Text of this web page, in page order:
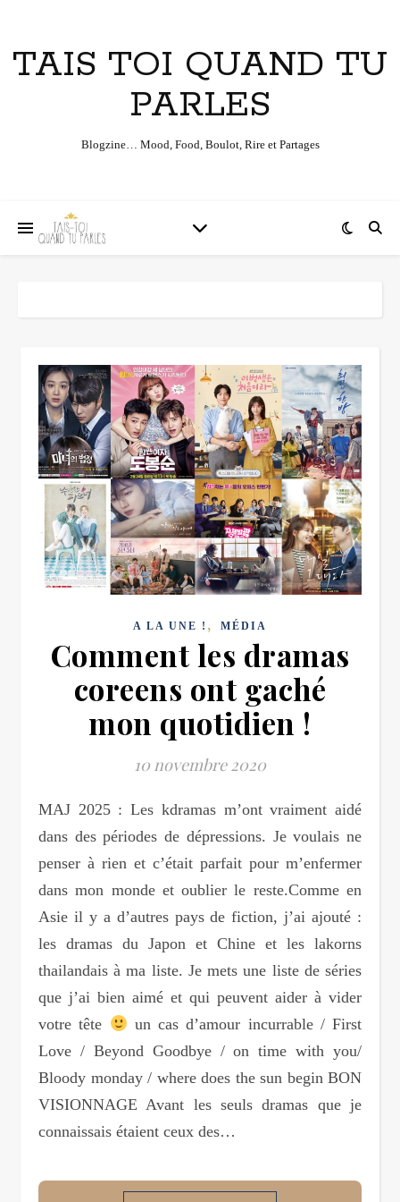
TAIS TOI QUAND TU
PARLES
Blogzine… Mood, Food, Boulot, Rire et Partages
A LA UNE ! , MÉDIA
Comment les dramas
coreens ont gaché
mon quotidien !
10 novembre 2020
MAJ 2025 : Les kdramas m’ont vraiment aidé
dans des périodes de dépressions. Je voulais ne
penser à rien et c’était parfait pour m’enfermer
dans mon monde et oublier le reste.Comme en
Asie il y a d’autres pays de fiction, j’ai ajouté :
les dramas du Japon et Chine et les lakorns
thailandais à ma liste. Je mets une liste de séries
que j’ai bien aimé et qui peuvent aider à vider
votre tête
un cas d’amour incurrable / First
Love / Beyond Goodbye / on time with you/
Bloody monday / where does the sun begin BON
VISIONNAGE Avant les seuls dramas que je
connaissais étaient ceux des…